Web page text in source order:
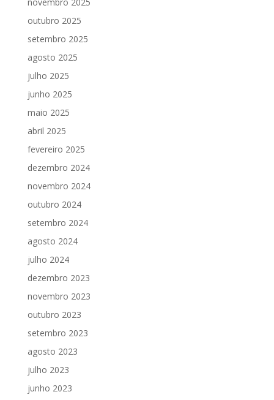
outubro 2025
setembro 2025
agosto 2025
julho 2025
junho 2025
maio 2025
abril 2025
fevereiro 2025
dezembro 2024
novembro 2024
outubro 2024
setembro 2024
agosto 2024
julho 2024
dezembro 2023
novembro 2023
outubro 2023
setembro 2023
agosto 2023
julho 2023
junho 2023